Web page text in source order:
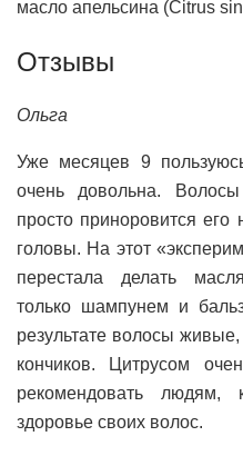
масло апельсина (Citrus
Отзывы
Ольга
Уже месяцев 9
очень довольна.
просто приноровится его
головы. На этот
перестала делать
только шампунем и
результате волосы
кончиков. Цитрусом
рекомендовать людям,
здоровье своих волос.